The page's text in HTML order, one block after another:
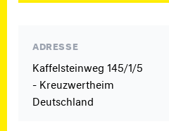
ADRESSE
Kaffelsteinweg 145/1/5
- Kreuzwertheim
Deutschland